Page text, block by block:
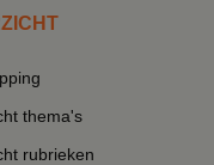
thema's
rubrieken